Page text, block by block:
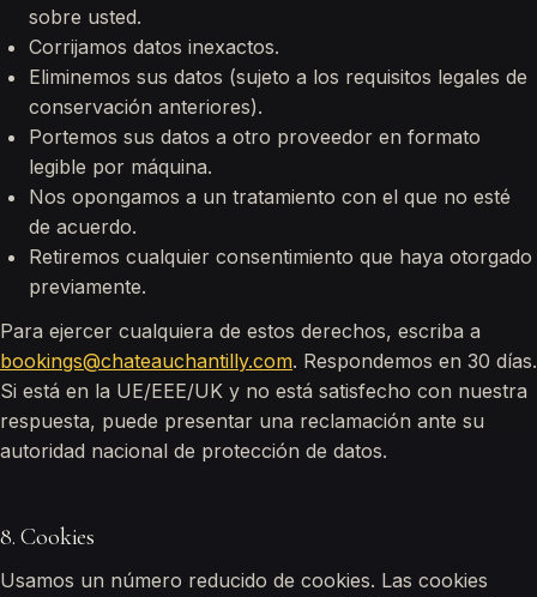
sobre usted.
Corrijamos datos inexactos.
Eliminemos sus datos (sujeto a los requisitos legales de
conservación anteriores).
Portemos sus datos a otro proveedor en formato
legible por máquina.
Nos opongamos a un tratamiento con el que no esté
de acuerdo.
Retiremos cualquier consentimiento que haya otorgado
previamente.
Para ejercer cualquiera de estos derechos, escriba a
bookings@chateauchantilly.com. Respondemos en 30 días.
Si está en la UE/EEE/UK y no está satisfecho con nuestra
respuesta, puede presentar una reclamación ante su
autoridad nacional de protección de datos.
8. Cookies
Usamos un número reducido de cookies. Las cookies